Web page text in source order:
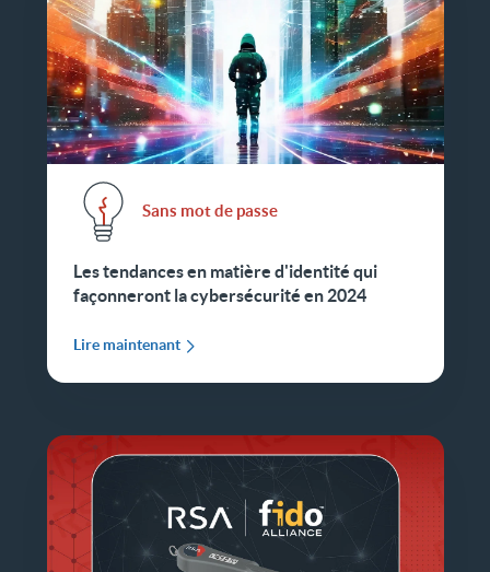
Sans mot de passe
Les tendances en matière d'identité qui
façonneront la cybersécurité en 2024
Lire maintenant